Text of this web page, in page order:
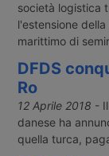
società logistica
l'estensione
marittimo di
DFDS
Ro
12 Aprile 2018 -
danese ha
quella turca,